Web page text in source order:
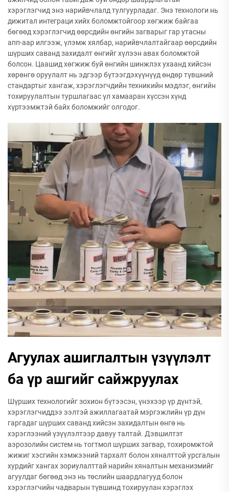
хэрэглэгчид энэ нарийвчлалд тулгуурладаг. Энэ технологи нь
дижитал интеграци хийх боломжтойгоор хөгжиж байгаа
бөгөөд хэрэглэгчид өөрсдийн өнгийн загварыг гар утасны
апп-аар илгээж, үлэмж хялбар, нарийвчлалтайгаар өөрсдийн
шүрших саванд захидалт өнгийг хүлээн авах боломжтой
болсон. Цаашид хөгжиж буй өнгийн шинжлэх ухаанд хийсэн
хөрөнгө оруулалт нь эдгээр бүтээгдэхүүнүүд өндөр түвшний
стандартыг хангаж, хэрэглэгчдийн техникийн мэдлэг, өнгийн
тохируулалтын туршлагаас үл хамааран хүссэн хүнд
хүртээмжтэй байх боломжийг олгодог.
Агуулах ашиглалтын үзүүлэлт
ба үр ашгийг сайжруулах
Шүрших технологийг зохион бүтээсэн, үнэхээр үр дүнтэй,
хэрэглэгчиддээ ээлтэй ажиллагаатай мэргэжлийн үр дүн
гаргадаг шүрших саванд хийсэн захидалтын өнгө нь
хэрэглээний үзүүлэлтээр давуу талтай. Дэвшилтэт
аэрозолийн систем нь тогтмол шүрших загвар, тохиромжтой
жижиг хэсгийн хэмжээний тархалт болон хяналттой урсгалын
хурдийг хангах зориулалттай нарийн хяналтын механизмийг
агуулдаг бөгөөд энэ нь төслийн шаардлагууд болон
хэрэглэгчийн чадварын түвшинд тохируулан хэрэглэх